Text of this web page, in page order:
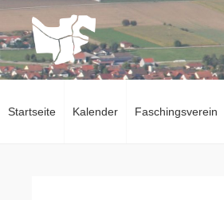
Zum
Inhalt
springen
Startseite Kalender Faschingsverein